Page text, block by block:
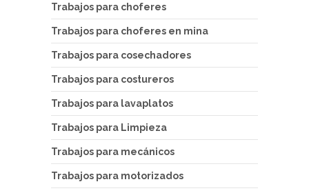
Trabajos para choferes
Trabajos para choferes en mina
Trabajos para cosechadores
Trabajos para costureros
Trabajos para lavaplatos
Trabajos para Limpieza
Trabajos para mecánicos
Trabajos para motorizados